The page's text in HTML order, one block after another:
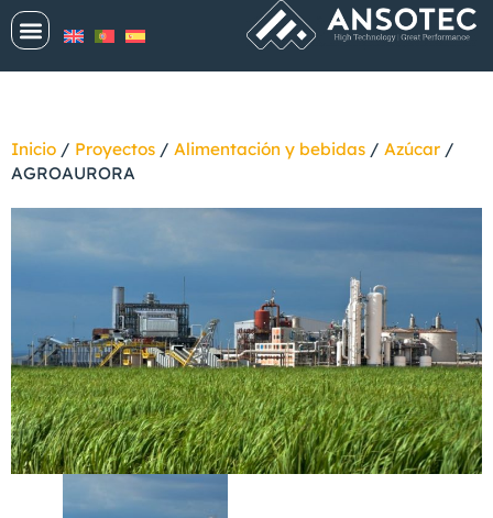
Inicio / Proyectos / Alimentación y bebidas / Azúcar /
AGROAURORA